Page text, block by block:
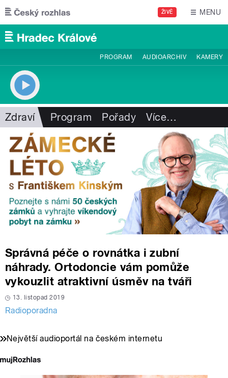
Přejít k hlavnímu obsahu
ŽIVĚ MENU
PROGRAM AUDIOARCHIV KAMERY
Zdraví Program Pořady Více…
Správná péče o rovnátka i zubní
náhrady. Ortodoncie vám pomůže
vykouzlit atraktivní úsměv na tváři
13. listopad 2019
Radioporadna
Největší audioportál na českém internetu